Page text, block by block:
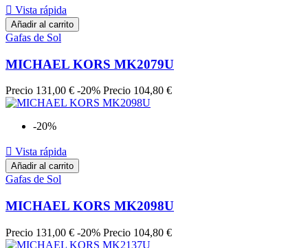
 Vista rápida
Añadir al carrito
Gafas de Sol
MICHAEL KORS MK2079U
Precio 131,00 € -20% Precio 104,80 €
-20%
 Vista rápida
Añadir al carrito
Gafas de Sol
MICHAEL KORS MK2098U
Precio 131,00 € -20% Precio 104,80 €